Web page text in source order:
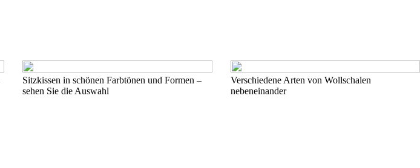
Sitzkissen in schönen Farbtönen und Formen –
sehen Sie die Auswahl
Verschiedene Arten von Wollschalen
nebeneinander